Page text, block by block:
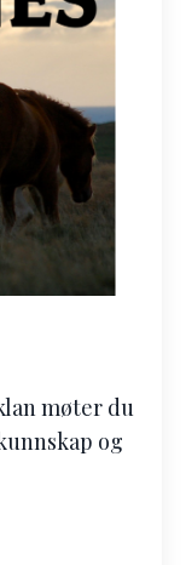
møter du
og